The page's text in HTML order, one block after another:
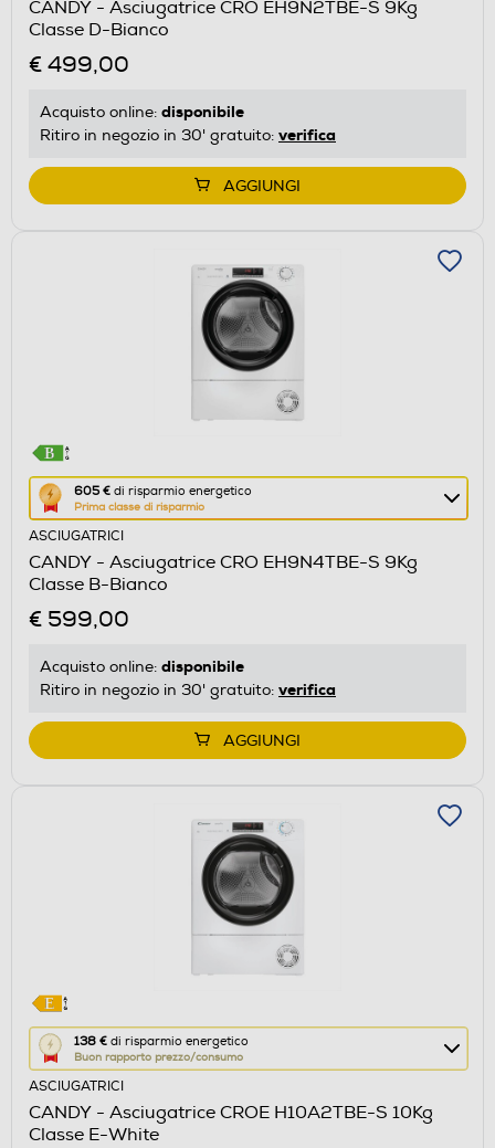
il
Calcolatore
di
energetico
Youreko.
CANDY - Asciugatrice CRO EH9N2TBE-S 9Kg
Classe D-Bianco
€ 499,00
Acquisto online: disponibile
Ritiro in negozio in 30' gratuito: verifica
AGGIUNGI
605 € di risparmio energetico
Prima classe di risparmio
Questa
azione
aprirà
il
Calcolatore
di
energetico
Youreko.
ASCIUGATRICI
CANDY - Asciugatrice CRO EH9N4TBE-S 9Kg
Classe B-Bianco
€ 599,00
Acquisto online: disponibile
Ritiro in negozio in 30' gratuito: verifica
AGGIUNGI
138 € di risparmio energetico
Buon rapporto prezzo/consumo
Questa
azione
aprirà
il
ASCIUGATRICI
CANDY - Asciugatrice CROE H10A2TBE-S 10Kg
Classe E-White